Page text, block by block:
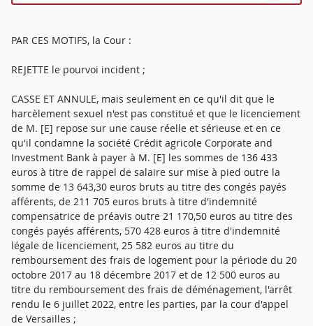
PAR CES MOTIFS, la Cour :
REJETTE le pourvoi incident ;
CASSE ET ANNULE, mais seulement en ce qu'il dit que le
harcèlement sexuel n'est pas constitué et que le licenciement
de M. [E] repose sur une cause réelle et sérieuse et en ce
qu'il condamne la société Crédit agricole Corporate and
Investment Bank à payer à M. [E] les sommes de 136 433
euros à titre de rappel de salaire sur mise à pied outre la
somme de 13 643,30 euros bruts au titre des congés payés
afférents, de 211 705 euros bruts à titre d'indemnité
compensatrice de préavis outre 21 170,50 euros au titre des
congés payés afférents, 570 428 euros à titre d'indemnité
légale de licenciement, 25 582 euros au titre du
remboursement des frais de logement pour la période du 20
octobre 2017 au 18 décembre 2017 et de 12 500 euros au
titre du remboursement des frais de déménagement, l'arrêt
rendu le 6 juillet 2022, entre les parties, par la cour d'appel
de Versailles ;